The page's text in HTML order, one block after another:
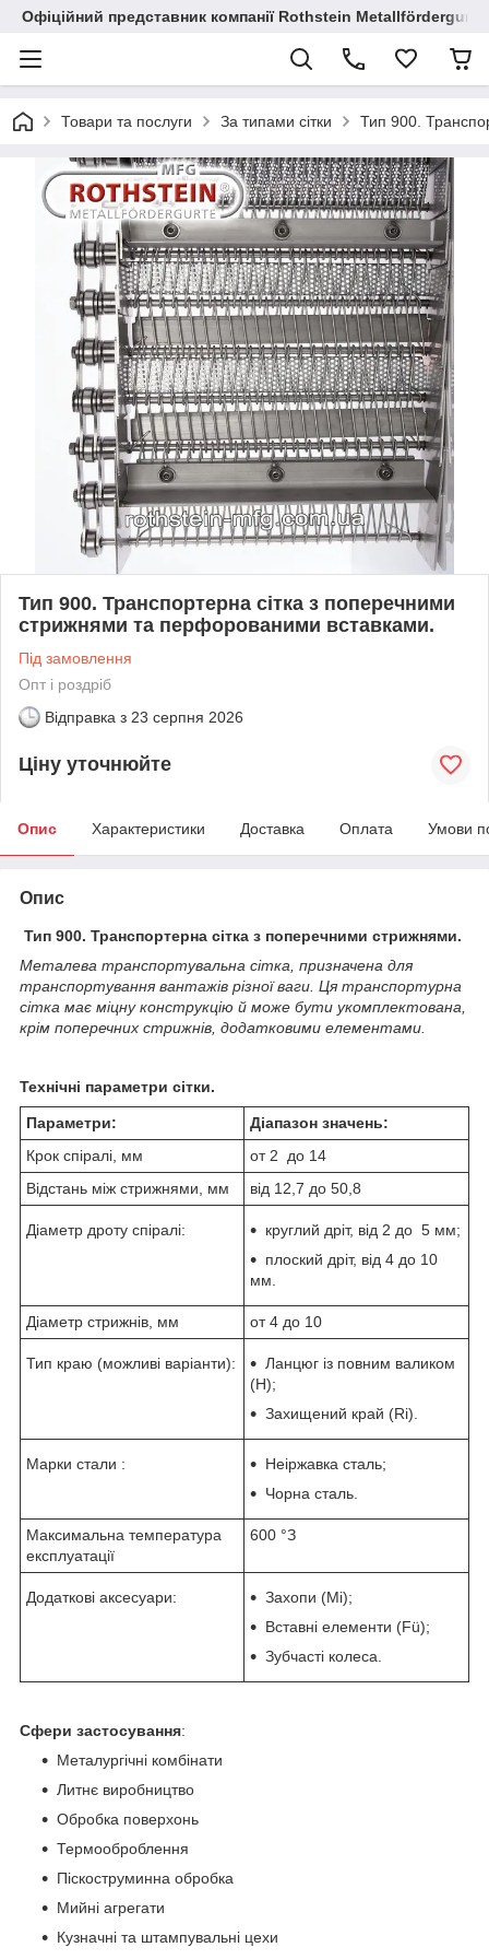
Офіційний представник компанії Rothstein Metallfördergurte
Товари та послуги За типами сітки Тип 900.
Тип 900. Транспортерна сітка з поперечними
стрижнями та перфорованими вставками.
Під замовлення
Опт і роздріб
Відправка з 23 серпня 2026
Ціну уточнюйте
Опис Характеристики Доставка Оплата Умови
Опис
Тип 900. Транспортерна сітка з поперечними стрижнями.
Металева транспортувальна сітка, призначена для
транспортування вантажів різної ваги. Ця транспортурна
сітка має міцну конструкцію й може бути укомплектована,
крім поперечних стрижнів, додатковими елементами.
Технічні параметри сітки.
Параметри:
Діапазон значень:
Крок спіралі, мм
от 2 до 14
Відстань між стрижнями, мм
від 12,7 до 50,8
Діаметр дроту спіралі:
круглий дріт, від 2 до 5 мм;
плоский дріт, від 4 до 10
мм.
Діаметр стрижнів, мм от 4 до 10
Тип краю (можливі варіанти):
Ланцюг із повним валиком
(Н);
Захищений край (Ri).
Марки стали :
Неіржавка сталь;
Чорна сталь.
Максимальна температура
експлуатації
600 °З
Додаткові аксесуари:
Захопи (Мі);
Вставні елементи (Fü);
Зубчасті колеса.
Сфери застосування:
Металургічні комбінати
Литнє виробництво
Обробка поверхонь
Термооброблення
Піскоструминна обробка
Мийні агрегати
Кузначні та штампувальні цехи